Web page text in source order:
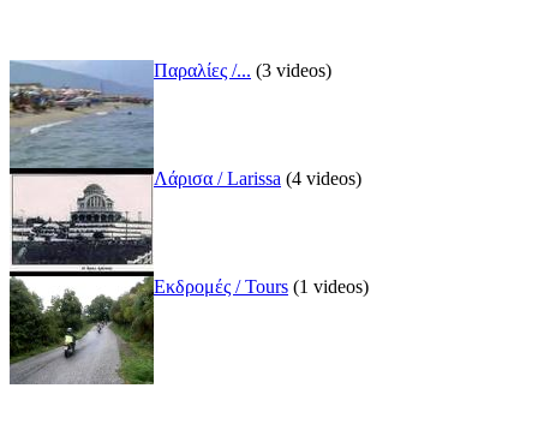
Παραλίες /... (3 videos)
Λάρισα / Larissa (4 videos)
Εκδρομές / Tours (1 videos)